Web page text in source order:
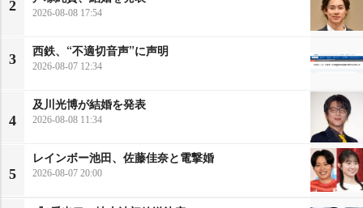
2 2026-08-08 17:54
3
西鉄、“不適切音声”に声明
2026-08-07 12:34
4
及川光博が結婚を発表
2026-08-08 11:34
5
レインボー池田、佐藤佳奈と電撃婚
2026-08-07 20:00